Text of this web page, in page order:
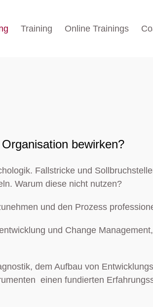
Training Online Trainings
bewirken?
Fallstricke und
Warum diese nicht nutzen?
und den Prozess
und Change
dem Aufbau von
einen fundierten